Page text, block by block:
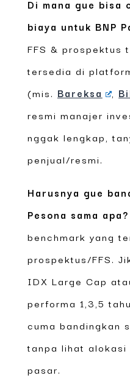
Di mana gue bisa
biaya untuk BNP
FFS & prospektus
tersedia di
(mis. Bareksa
resmi manajer
nggak lengkap,
penjual/resmi.
Harusnya gue
Pesona sama apa?
benchmark yang
prospektus/FFS.
IDX Large Cap
performa 1,3,5
cuma bandingkan
tanpa lihat
pasar.